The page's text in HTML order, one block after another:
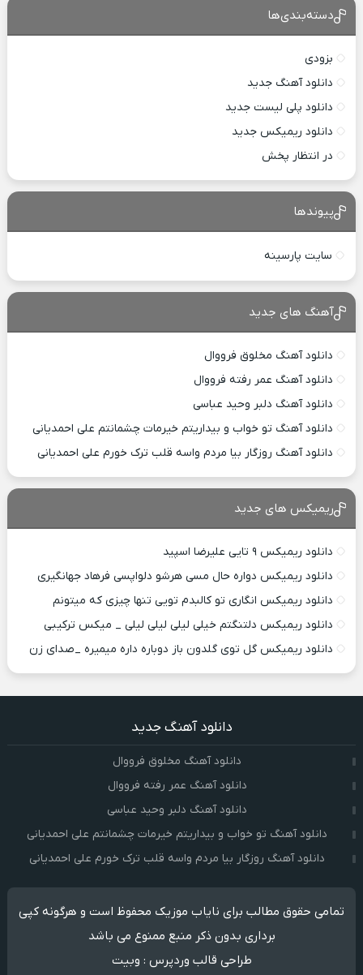
دسته‌بندی‌ها
بزودی
دانلود آهنگ جدید
دانلود پلی لیست جدید
دانلود ریمیکس جدید
در انتظار پخش
پیوندها
سایت پارسینه
آهنگ های جدید
دانلود آهنگ مخلوق فرووال
دانلود آهنگ عمر رفته فرووال
دانلود آهنگ دلبر وحید عباسی
دانلود آهنگ تو خواب و بیداریتم خیرمات چشمانتم علی احمدیانی
دانلود آهنگ روزگار بیا مردم واسه قلب ترک خورم علی احمدیانی
ریمیکس های جدید
دانلود ریمیکس ۹ تایی علیرضا اسپید
دانلود ریمیکس دواره حال مسی هرشو دلواپسی فرهاد جهانگیری
دانلود ریمیکس انگاری تو کالبدم تویی تنها چیزی که میتونم
دانلود ریمیکس دلتنگتم خیلی لیلی لیلی لیلی _ میکس ترکیبی
دانلود ریمیکس گل توی گلدون باز دوباره داره میمیره _صدای زن
دانلود آهنگ جدید
دانلود آهنگ مخلوق فرووال
دانلود آهنگ عمر رفته فرووال
دانلود آهنگ دلبر وحید عباسی
دانلود آهنگ تو خواب و بیداریتم خیرمات چشمانتم علی احمدیانی
دانلود آهنگ روزگار بیا مردم واسه قلب ترک خورم علی احمدیانی
تمامی حقوق مطالب برای نایاب موزیک محفوظ است و هرگونه کپی
برداری بدون ذکر منبع ممنوع می باشد
طراحی قالب وردپرس : وبیت